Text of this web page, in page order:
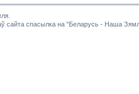
сайта спасылка на "Беларусь - Наша